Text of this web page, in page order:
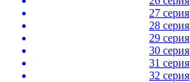
27 серия
28 серия
29 серия
30 серия
31 серия
32 серия